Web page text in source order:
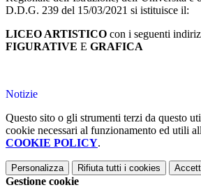
D.D.G. 239 del 15/03/2021 si istituisce il:
LICEO ARTISTICO con i seguenti
FIGURATIVE E GRAFICA
Notizie
Questo sito o gli strumenti terzi da questo
cookie necessari al funzionamento ed utili
COOKIE POLICY.
Personalizza Rifiuta tutti i cookies
Gestione cookie